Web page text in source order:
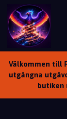
Välkommen till
utgångna
butiken